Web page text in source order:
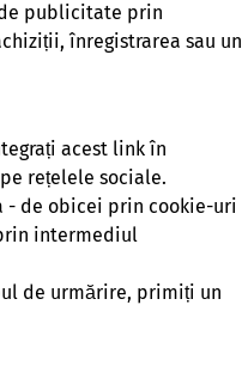
publicitate prin
înregistrarea sau un
acest link în
rețelele sociale.
- de obicei prin cookie-uri
intermediul
de urmărire, primiți un